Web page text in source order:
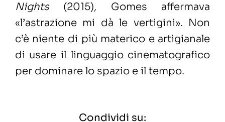
Nights (2015), Gomes affermava
«l’astrazione mi dà le vertigini». Non
c’è niente di più materico e artigianale
di usare il linguaggio cinematografico
per dominare lo spazio e il tempo.
Condividi su: